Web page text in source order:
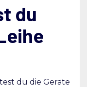
du
du die Geräte